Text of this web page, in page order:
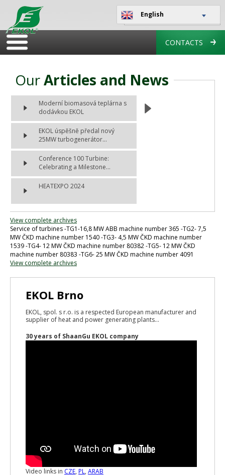
English
CONTACTS
OurArticles and News
Moderní biomasová teplárna s
dodávkou EKOL
EKOL úspěšně předal nový
25MW turbogenerátor...
Conference 100 Turbine:
Celebrating a Milestone...
HEATEXPO 2024
View complete archives
Service of turbines -TG1-16,8 MW ABB machine number 365 -TG2- 7,5
MW ČKD machine number 1540 -TG3- 4,5 MW ČKD machine number
1539 -TG4- 12 MW ČKD machine number 80382 -TG5- 12 MW ČKD
machine number 80383 -TG6- 25 MW ČKD machine number 4091
View complete archives
EKOL Brno
EKOL, spol. s r.o. is a respected European manufacturer and
supplier of heat and power generating plants...
30 years of ShaanGu EKOL company
Video links in CZE, PL, ARAB